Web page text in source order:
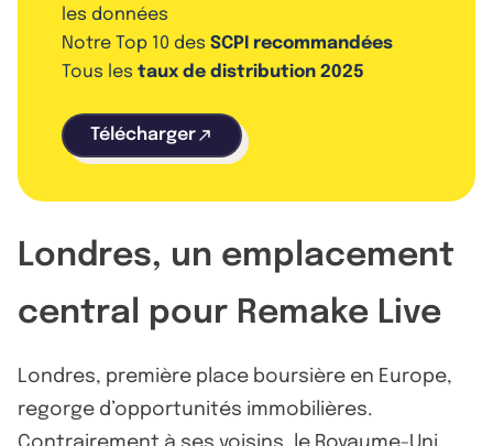
les données
Notre Top 10 des SCPI recommandées
Tous les taux de distribution 2025
Télécharger
Londres, un emplacement
central pour Remake Live
Londres, première place boursière en Europe,
regorge d’opportunités immobilières.